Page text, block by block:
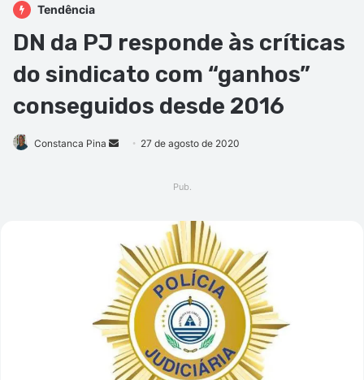
Tendência
DN da PJ responde às críticas
do sindicato com “ganhos”
conseguidos desde 2016
Constanca Pina
Mande27 de agosto de 2020
Pub.